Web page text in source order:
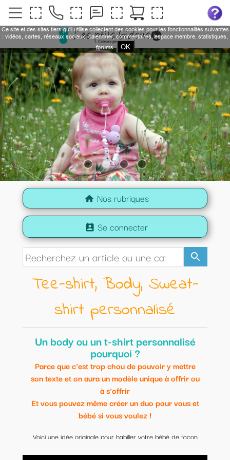
home Nos rubriques
search
perm_contact_calendar Se connecter
Tee-shirt, Body, Sweat-
shirt personnalisé
Un body ou un t-shirt personnalisé
pourquoi ?
Parce que c'est trop chou de pouvoir y mettre
son texte et on aura un modèle unique à offrir ou
à s'offrir
Et vous pouvez même créer un duo pour vous et
bébé si vous voulez !
Voici une idée originale pour habiller votre bébé de façon
Modèles uniques et personnalisables.
Ce site et des sites tiers qu'il utilise collectent des cookies pour les fonctionnalités suivantes
: vidéos, cartes, réseaux sociaux, calendrier, commentaires, espace membre, statistiques,
forums.
OK